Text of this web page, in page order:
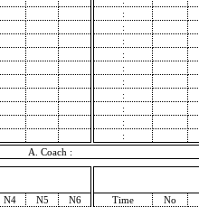
:
:
:
:
:
:
:
:
:
:
A. Coach :
N4 N5
N6
Time No